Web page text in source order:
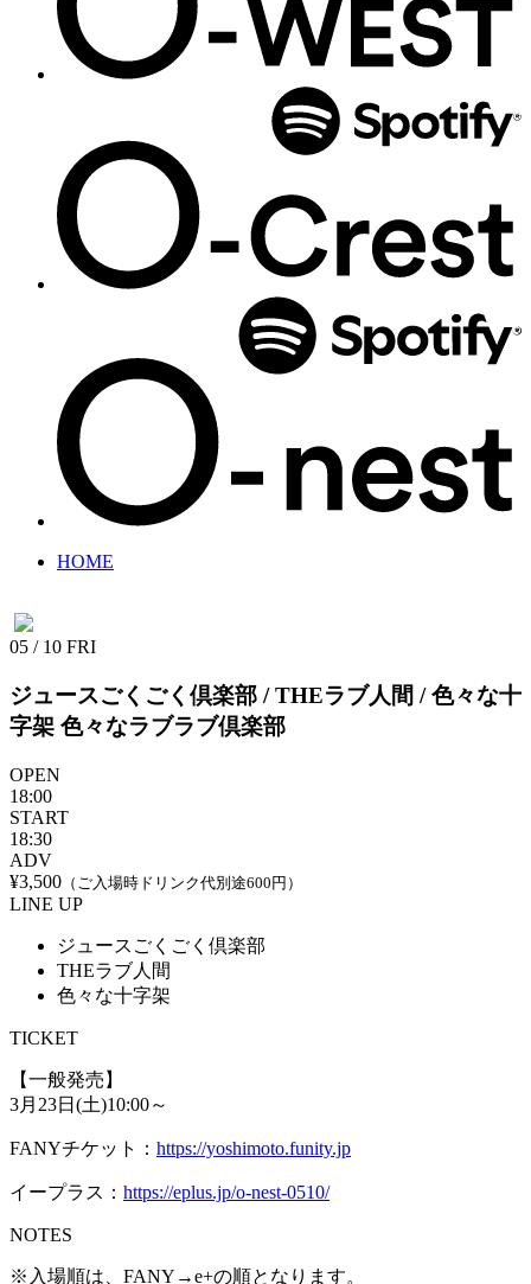
HOME
05 / 10 FRI
ジュースごくごく倶楽部 / THEラブ人間 / 色々な十
字架 色々なラブラブ倶楽部
OPEN
18:00
START
18:30
ADV
¥3,500 （ご入場時ドリンク代別途600円）
LINE UP
ジュースごくごく倶楽部
THEラブ人間
色々な十字架
TICKET
【一般発売】
3月23日(土)10:00～
FANYチケット： https://yoshimoto.funity.jp
イープラス： https://eplus.jp/o-nest-0510/
NOTES
※入場順は、FANY→e+の順となります。